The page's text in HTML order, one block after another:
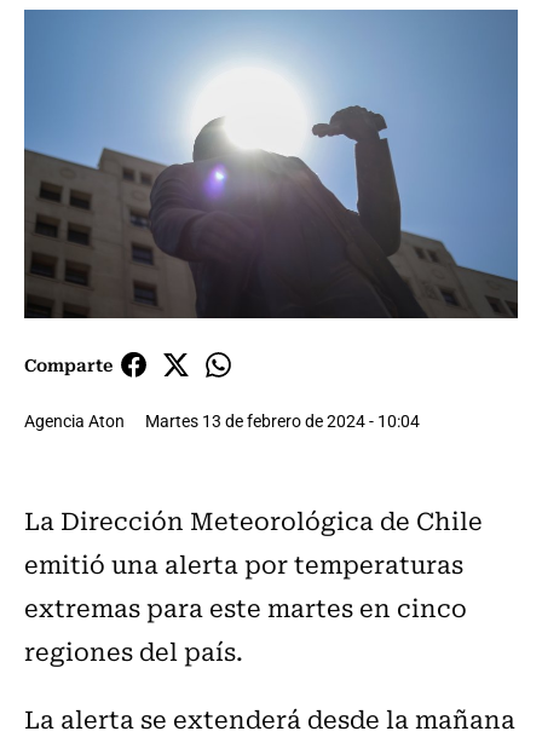
Comparte
Agencia Aton Martes 13 de febrero de 2024 - 10:04
La Dirección Meteorológica de Chile
emitió una alerta por temperaturas
extremas para este martes en cinco
regiones del país.
La alerta se extenderá desde la mañana